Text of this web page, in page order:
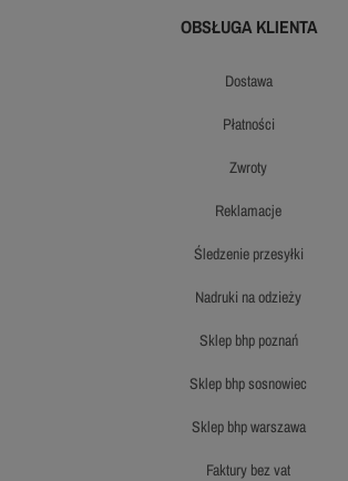
OBSŁUGA KLIENTA
dostawa
płatności
zwroty
reklamacje
śledzenie przesyłki
nadruki na odzieży
sklep bhp poznań
sklep bhp sosnowiec
sklep bhp warszawa
faktury bez vat